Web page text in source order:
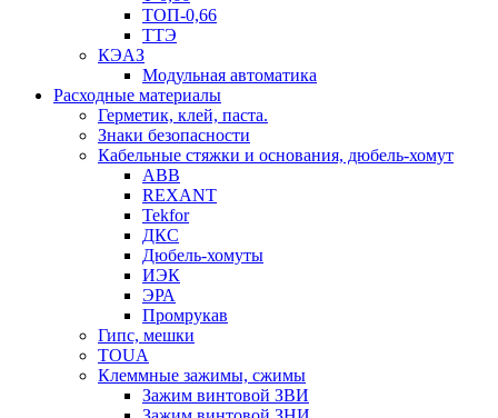
ТОП-0,66
ТТЭ
КЭАЗ
Модульная автоматика
Расходные материалы
Герметик, клей, паста.
Знаки безопасности
Кабельные стяжки и основания, дюбель-хомут
ABB
REXANT
Tekfor
ДКС
Дюбель-хомуты
ИЭК
ЭРА
Промрукав
Гипс, мешки
TOUA
Клеммные зажимы, сжимы
Зажим винтовой ЗВИ